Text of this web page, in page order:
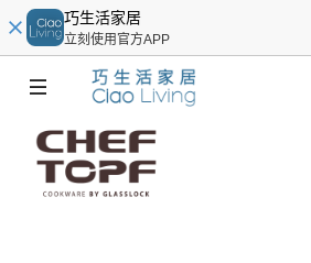
巧生活家居
立刻使用官方APP